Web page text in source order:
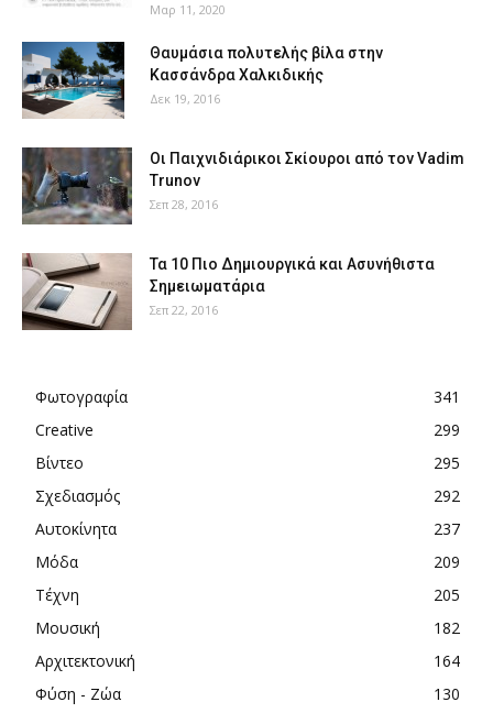
Μαρ 11, 2020
Θαυμάσια πολυτελής βίλα στην
Κασσάνδρα Χαλκιδικής
Δεκ 19, 2016
Οι Παιχνιδιάρικοι Σκίουροι από τον Vadim
Trunov
Σεπ 28, 2016
Τα 10 Πιο Δημιουργικά και Ασυνήθιστα
Σημειωματάρια
Σεπ 22, 2016
Φωτογραφία
341
Creative
299
Βίντεο
295
Σχεδιασμός
292
Αυτοκίνητα
237
Μόδα
209
Τέχνη
205
Μουσική
182
Αρχιτεκτονική
164
Φύση - Ζώα
130